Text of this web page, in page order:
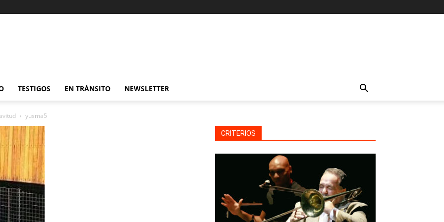
TESTIGOS EN TRÁNSITO NEWSLETTER
yusma5
CRITERIOS